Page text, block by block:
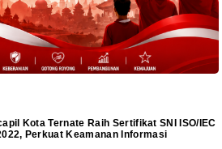
Kota Ternate Raih Sertifikat SNI ISO/IEC
Perkuat Keamanan Informasi